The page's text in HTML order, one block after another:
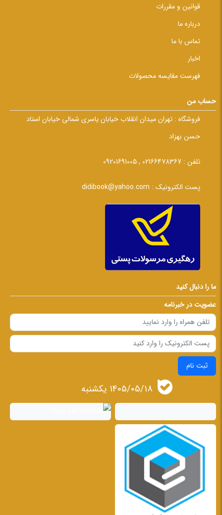
قوانین و مقررات
درباره ما
تماس با ما
اخبار
فهرست مقایسه محصولات
حساب من
فروشگاه : تهران میدان انقلاب خیابان یاسری شمالی خیابان استاد
حسن بهزاد
تلفن : 02166478367 , 09201691005
پست الکترونیک : didibook@yahoo.com
ما را دنبال کنید
عضویت در خبرنامه
ثبت نام
1405/05/18 يكشنبه